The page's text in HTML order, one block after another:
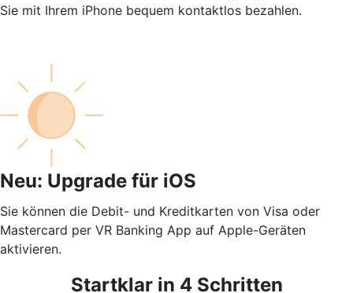
Sie mit Ihrem iPhone bequem kontaktlos bezahlen.
Neu: Upgrade für iOS
Sie können die Debit- und Kreditkarten von Visa oder
Mastercard per VR Banking App auf Apple-Geräten
aktivieren.
Startklar in 4 Schritten